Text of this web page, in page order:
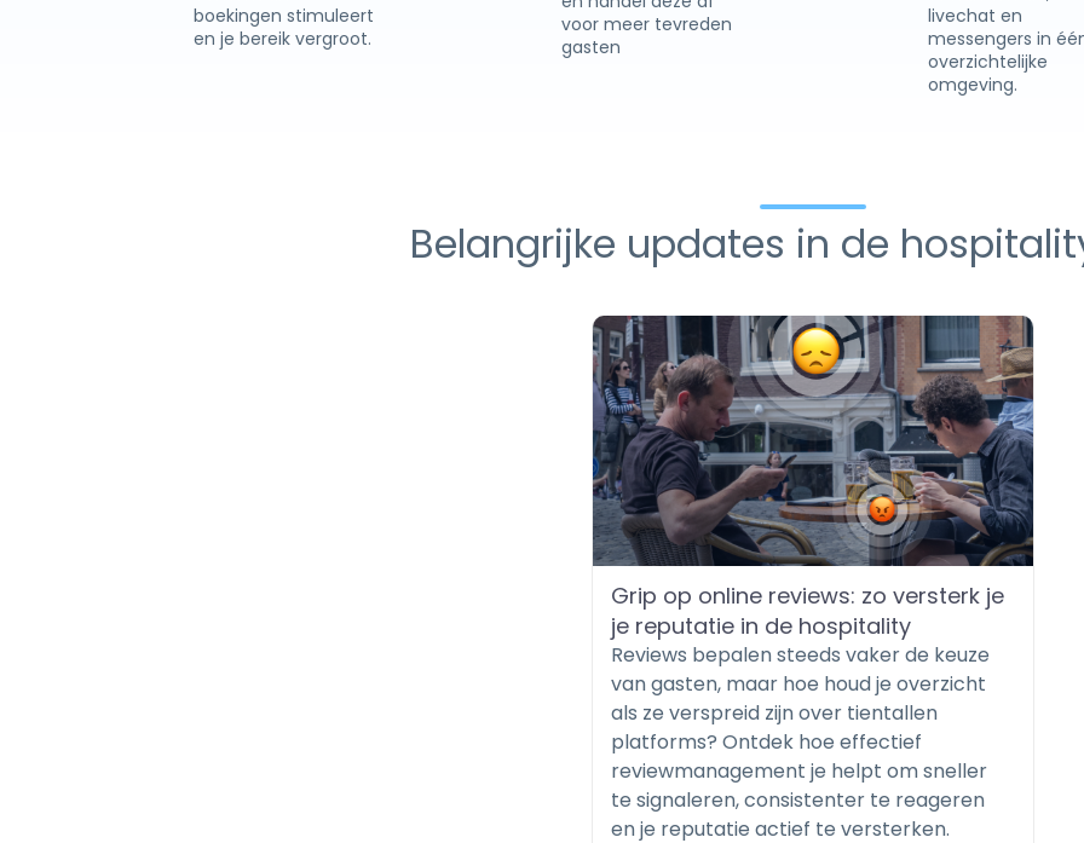
boekingen stimuleert
en je bereik vergroot.
voor meer tevreden
gasten
livechat en
messengers in
overzichtelijke
omgeving.
Belangrijke updates in de
Grip op online reviews: zo versterk je
je reputatie in de hospitality
Reviews bepalen steeds vaker de keuze
van gasten, maar hoe houd je overzicht
als ze verspreid zijn over tientallen
platforms? Ontdek hoe effectief
reviewmanagement je helpt om sneller
te signaleren, consistenter te reageren
en je reputatie actief te versterken.